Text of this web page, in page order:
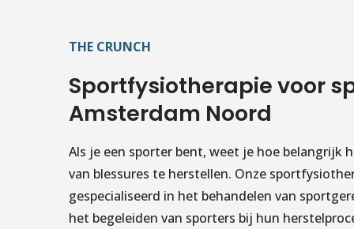
THE CRUNCH
Sportfysiotherapie voor
Amsterdam Noord
Als je een sporter bent, weet je hoe belangrijk
van blessures te herstellen. Onze
gespecialiseerd in het behandelen van
het begeleiden van sporters bij hun